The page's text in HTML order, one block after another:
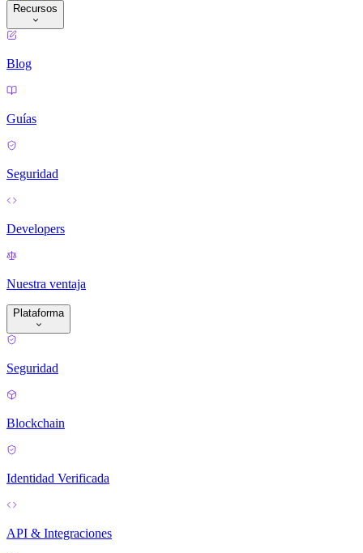
Recursos
Blog
Guías
Seguridad
Developers
Nuestra ventaja
Plataforma
Seguridad
Blockchain
Identidad Verificada
API & Integraciones